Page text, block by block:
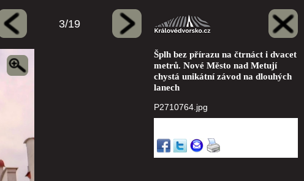
3/19
Šplh bez přírazu na čtrnáct i dvacet
metrů. Nové Město nad Metují
chystá unikátní závod na dlouhých
lanech
P2710764.jpg